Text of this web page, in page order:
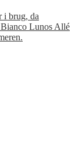
i brug, da
Lunos Allé